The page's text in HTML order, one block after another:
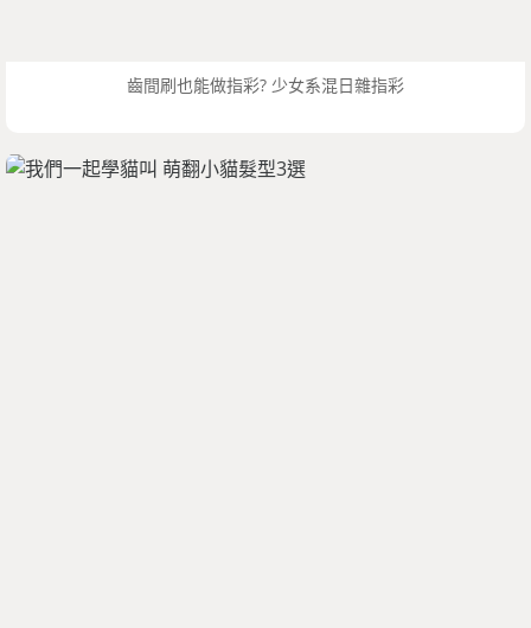
齒間刷也能做指彩? 少女系混日雜指彩